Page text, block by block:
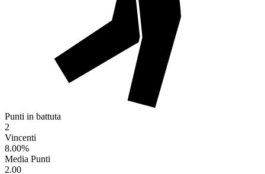
Punti in battuta
2
Vincenti
8.00%
Media Punti
2.00